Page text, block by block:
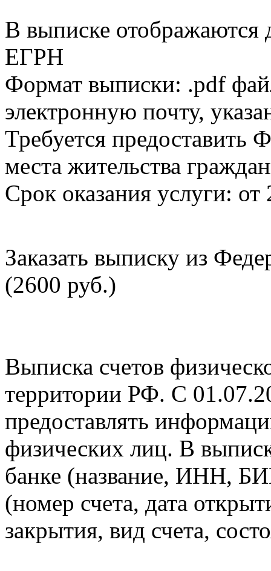
В выписке
ЕГРН
Формат выписки: .pdf
электронную почту,
Требуется
места жительства
Срок оказания услуги: от
Заказать выписку из
(2600 руб.)
Выписка счетов
территории РФ. С
предоставлять
физических лиц. В
банке (название, ИНН,
(номер счета, дата
закрытия, вид счета,